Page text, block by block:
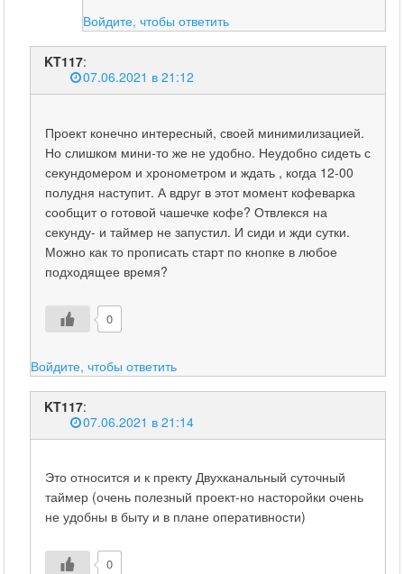
Войдите, чтобы ответить
KT117:
07.06.2021 в 21:12
Проект конечно интересный, своей минимилизацией.
Но слишком мини-то же не удобно. Неудобно сидеть с
секундомером и хронометром и ждать , когда 12-00
полудня наступит. А вдруг в этот момент кофеварка
сообщит о готовой чашечке кофе? Отвлекся на
секунду- и таймер не запустил. И сиди и жди сутки.
Можно как то прописать старт по кнопке в любое
подходящее время?
0
Войдите, чтобы ответить
KT117:
07.06.2021 в 21:14
Это относится и к пректу Двухканальный суточный
таймер (очень полезный проект-но насторойки очень
не удобны в быту и в плане оперативности)
0